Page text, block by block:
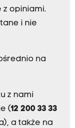
z opiniami.
i nie
na
z nami
(12 200 33 33
a także na